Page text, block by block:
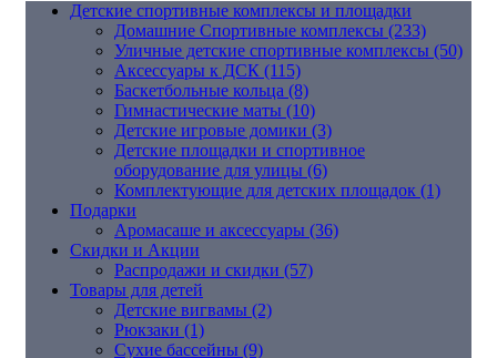
Детские спортивные комплексы и площадки
Домашние Спортивные комплексы (233)
Уличные детские спортивные комплексы (50)
Аксессуары к ДСК (115)
Баскетбольные кольца (8)
Гимнастические маты (10)
Детские игровые домики (3)
Детские площадки и спортивное
оборудование для улицы (6)
Комплектующие для детских площадок (1)
Подарки
Аромасаше и аксессуары (36)
Скидки и Акции
Распродажи и скидки (57)
Товары для детей
Детские вигвамы (2)
Рюкзаки (1)
Сухие бассейны (9)